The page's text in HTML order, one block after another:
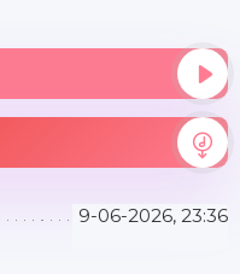
9-06-2026, 23:36